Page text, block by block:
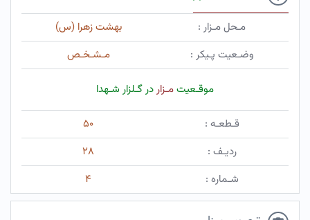
مـحل مـزار :
بهشت زهرا (س)
وضـعیت پـیکر :
مـشـخـص
موقـعیتمـزاردر گـلزار شـهدا
قـطعـه :
۵۰
ردیـف :
۲۸
شـماره :
۴